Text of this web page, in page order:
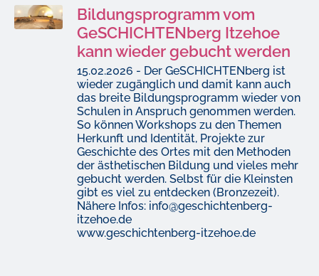
Bildungsprogramm vom
GeSCHICHTENberg Itzehoe
kann wieder gebucht werden
15.02.2026 - Der GeSCHICHTENberg ist
wieder zugänglich und damit kann auch
das breite Bildungsprogramm wieder von
Schulen in Anspruch genommen werden.
So können Workshops zu den Themen
Herkunft und Identität, Projekte zur
Geschichte des Ortes mit den Methoden
der ästhetischen Bildung und vieles mehr
gebucht werden. Selbst für die Kleinsten
gibt es viel zu entdecken (Bronzezeit).
Nähere Infos: info@geschichtenberg-
itzehoe.de
www.geschichtenberg-itzehoe.de